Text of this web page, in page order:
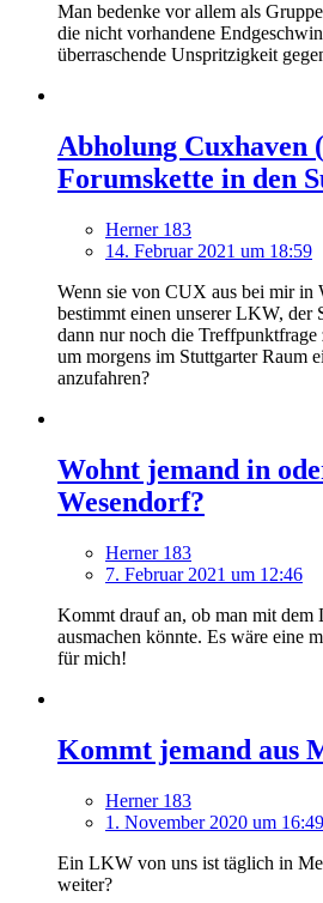
Man bedenke vor allem als
die nicht vorhandene
überraschende Unspritzigkeit
Abholung Cuxhaven
Forumskette in den
Herner 183
14. Februar 2021 um 18:59
Wenn sie von CUX aus bei mir in
bestimmt einen unserer LKW, der
dann nur noch die
um morgens im Stuttgarter Raum
anzufahren?
Wohnt jemand in
Wesendorf?
Herner 183
7. Februar 2021 um 12:46
Kommt drauf an, ob man mit
ausmachen könnte. Es wäre eine
für mich!
Kommt jemand aus
Herner 183
1. November 2020 um 16:49
Ein LKW von uns ist täglich in
weiter?